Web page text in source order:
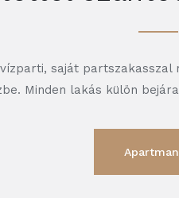
saját
Minden lakás külön